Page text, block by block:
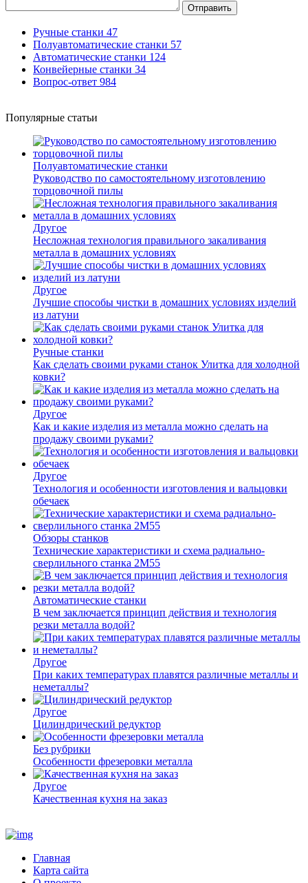
Отправить
Ручные станки 47
Полуавтоматические станки 57
Автоматические станки 124
Конвейерные станки 34
Вопрос-ответ 984
Популярные статьи
Полуавтоматические станки
Руководство по самостоятельному изготовлению
торцовочной пилы
Другое
Несложная технология правильного закаливания
металла в домашних условиях
Другое
Лучшие способы чистки в домашних условиях изделий
из латуни
Ручные станки
Как сделать своими руками станок Улитка для холодной
ковки?
Другое
Как и какие изделия из металла можно сделать на
продажу своими руками?
Другое
Технология и особенности изготовления и вальцовки
обечаек
Обзоры станков
Технические характеристики и схема радиально-
сверлильного станка 2М55
Автоматические станки
В чем заключается принцип действия и технология
резки металла водой?
Другое
При каких температурах плавятся различные металлы и
неметаллы?
Другое
Цилиндрический редуктор
Без рубрики
Особенности фрезеровки металла
Другое
Качественная кухня на заказ
Главная
Карта сайта